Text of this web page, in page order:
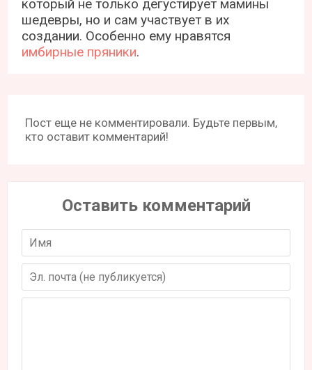
который не только дегустирует мамины
шедевры, но и сам участвует в их
создании. Особенно ему нравятся
имбирные пряники.
Пост еще не комментировали. Будьте первым,
кто оставит комментарий!
Оставить комментарий